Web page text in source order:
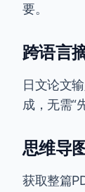
要。
跨语言
日文论文
成，无需“
思维导
获取整篇